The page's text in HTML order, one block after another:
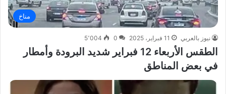
مناخ
نيوز بالعربي 11 فبراير، 2025 0 5٬004
الطقس الأربعاء 12 فبراير شديد البرودة وأمطار
في بعض المناطق